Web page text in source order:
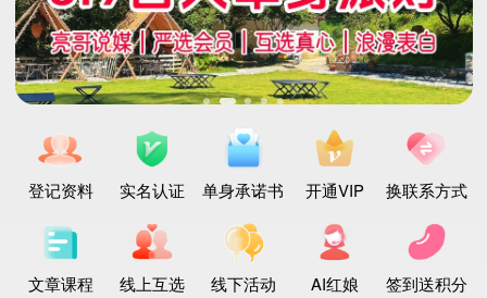
登记资料 实名认证 单身承诺书 开通VIP 换联系方式
文章课程 线上互选 线下活动 AI红娘 签到送积分